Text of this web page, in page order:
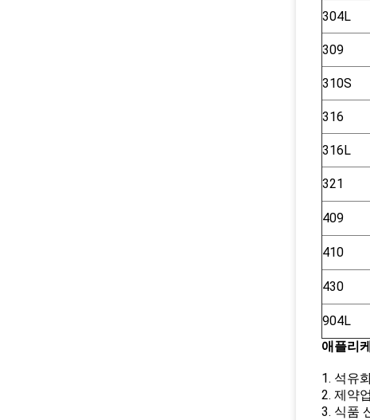
304L
309
310S
316
316L
321
409
410
430
904L
애플리
1. 석유
2. 제약
3. 식품